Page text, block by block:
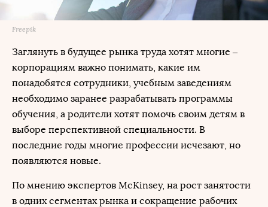
Freepik
Заглянуть в будущее рынка труда хотят многие –
корпорациям важно понимать, какие им
понадобятся сотрудники, учебным заведениям
необходимо заранее разрабатывать программы
обучения, а родители хотят помочь своим детям в
выборе перспективной специальности. В
последние годы многие профессии исчезают, но
появляются новые.
По мнению экспертов McKinsey, на рост занятости
в одних сегментах рынка и сокращение рабочих